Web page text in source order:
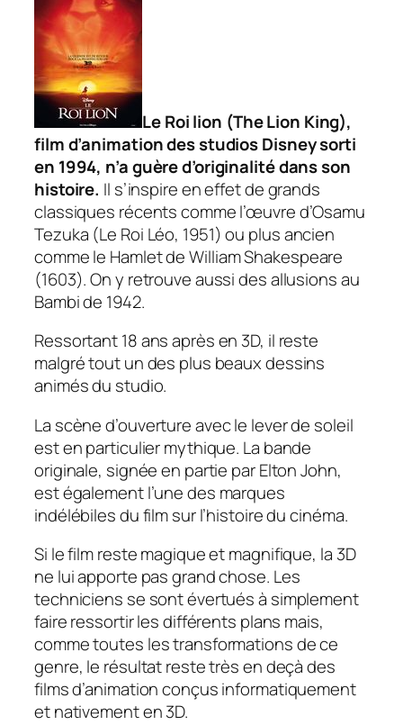
Le Roi lion (The Lion King),
film d’animation des studios Disney sorti
en 1994, n’a guère d’originalité dans son
histoire. Il s’inspire en effet de grands
classiques récents comme l’œuvre d’Osamu
Tezuka (Le Roi Léo, 1951) ou plus ancien
comme le Hamletde William Shakespeare
(1603). On y retrouve aussi des allusions au
Bambide 1942.
Ressortant 18 ans après en 3D, il reste
malgré tout un des plus beaux dessins
animés du studio.
La scène d’ouverture avec le lever de soleil
est en particulier mythique. La bande
originale, signée en partie par Elton John,
est également l’une des marques
indélébiles du film sur l’histoire du cinéma.
Si le film reste magique et magnifique, la 3D
ne lui apporte pas grand chose. Les
techniciens se sont évertués à simplement
faire ressortir les différents plans mais,
comme toutes les transformations de ce
genre, le résultat reste très en deçà des
films d’animation conçus informatiquement
et nativement en 3D.